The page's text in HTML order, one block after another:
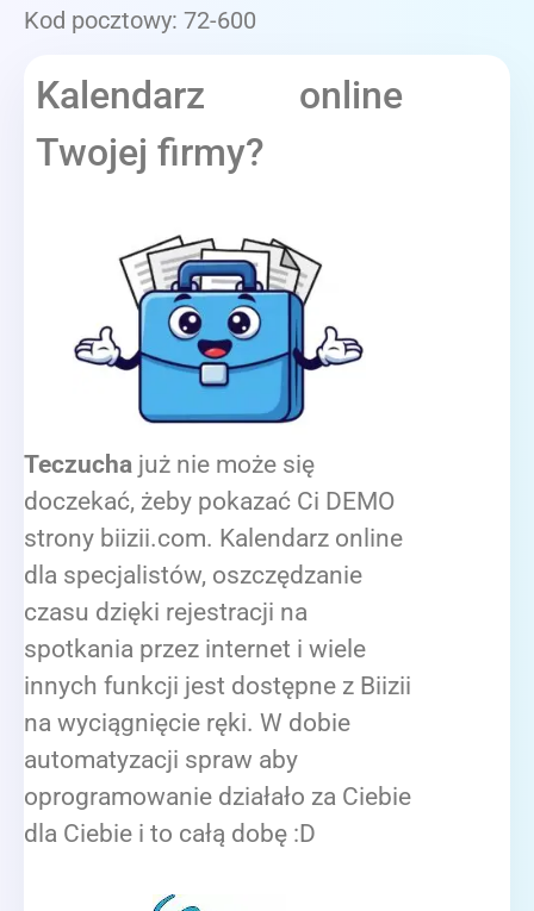
Kod pocztowy: 72-600
Kalendarz online
Twojej firmy?
Teczucha już nie może się
doczekać, żeby pokazać Ci DEMO
strony biizii.com. Kalendarz online
dla specjalistów, oszczędzanie
czasu dzięki rejestracji na
spotkania przez internet i wiele
innych funkcji jest dostępne z Biizii
na wyciągnięcie ręki. W dobie
automatyzacji spraw aby
oprogramowanie działało za Ciebie
dla Ciebie i to całą dobę :D